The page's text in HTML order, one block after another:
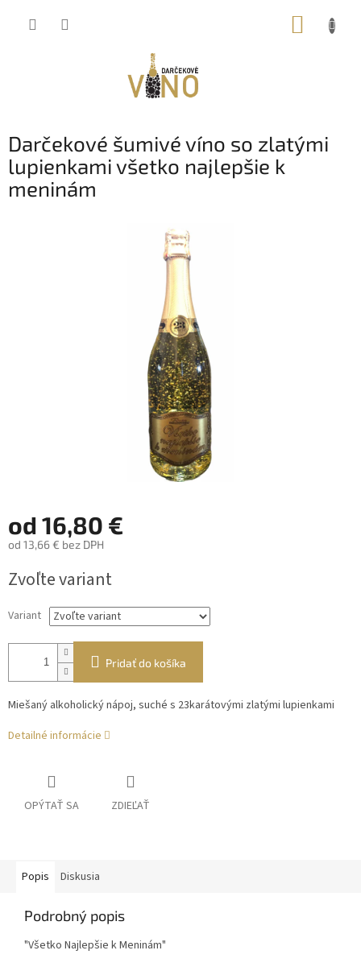
Darčekové šumivé víno so zlatými
lupienkami všetko najlepšie k
meninám
od 16,80 €
od 13,66 € bez DPH
cena:
Zvoľte variant
Variant
Pridať do košíka
Miešaný alkoholický nápoj, suché s 23karátovými zlatými lupienkami
Detailné informácie
OPÝTAŤ SA ZDIEĽAŤ
Popis Diskusia
Podrobný popis
"Všetko Najlepšie k Meninám"